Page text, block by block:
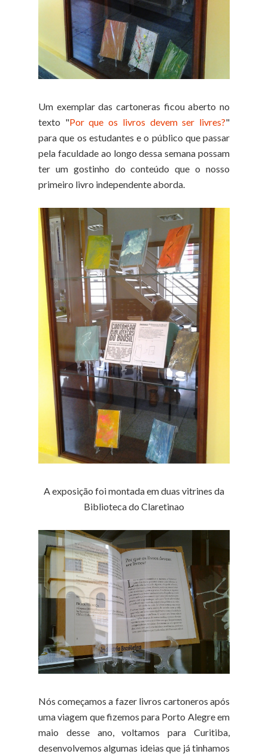
Um exemplar das cartoneras ficou aberto no
texto "Por que os livros devem ser livres?"
para que os estudantes e o público que passar
pela faculdade ao longo dessa semana possam
ter um gostinho do conteúdo que o nosso
primeiro livro independente aborda.
A exposição foi montada em duas vitrines da
Biblioteca do Claretinao
Nós começamos a fazer livros cartoneros após
uma viagem que fizemos para Porto Alegre em
maio desse ano, voltamos para Curitiba,
desenvolvemos algumas ideias que já tinhamos